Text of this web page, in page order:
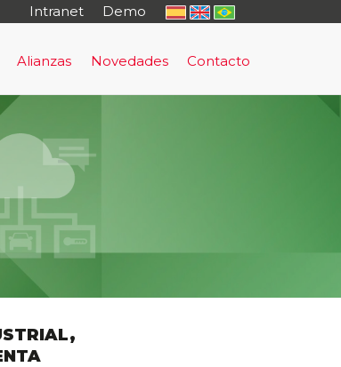
Intranet Demo
y Evacuación Temprana
Alianzas Novedades Contacto